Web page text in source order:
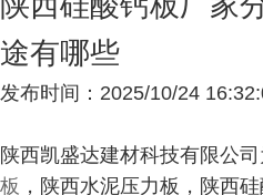
途有哪些
发布时间：2025/10/24
陕西凯盛达建材科技有限公
板 ，陕西水泥压力板，陕西